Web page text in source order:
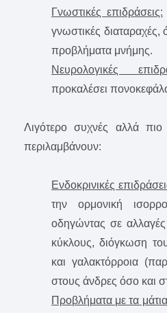
Γνωστικές επιδράσεις:
γνωστικές
προβλήματα μνήμης.
Νευρολογικές
προκαλέσει
Λιγότερο συχνές αλλά πιο
περιλαμβάνουν:
Ενδοκρινικές
την ορμονική
οδηγώντας σε
κύκλους, διόγκωση
και γαλακτόρροια
στους άνδρες όσο και
Προβλήματα με τα